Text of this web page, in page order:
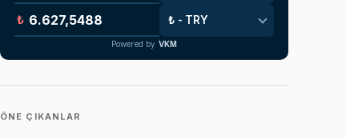
₺
Powered by VKM
ÖNE ÇIKANLAR